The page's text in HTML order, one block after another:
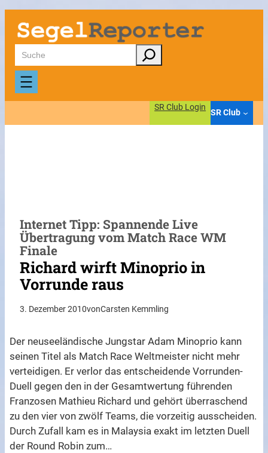
Zum
Inhalt
springen
Suchen
SR Club Login
SR Club
Internet Tipp: Spannende Live
Übertragung vom Match Race WM
Finale
Richard wirft Minoprio in
Vorrunde raus
3. Dezember 2010vonCarsten Kemmling
Der neuseeländische Jungstar Adam Minoprio kann
seinen Titel als Match Race Weltmeister nicht mehr
verteidigen. Er verlor das entscheidende Vorrunden-
Duell gegen den in der Gesamtwertung führenden
Franzosen Mathieu Richard und gehört überraschend
zu den vier von zwölf Teams, die vorzeitig ausscheiden.
Durch Zufall kam es in Malaysia exakt im letzten Duell
der Round Robin zum…